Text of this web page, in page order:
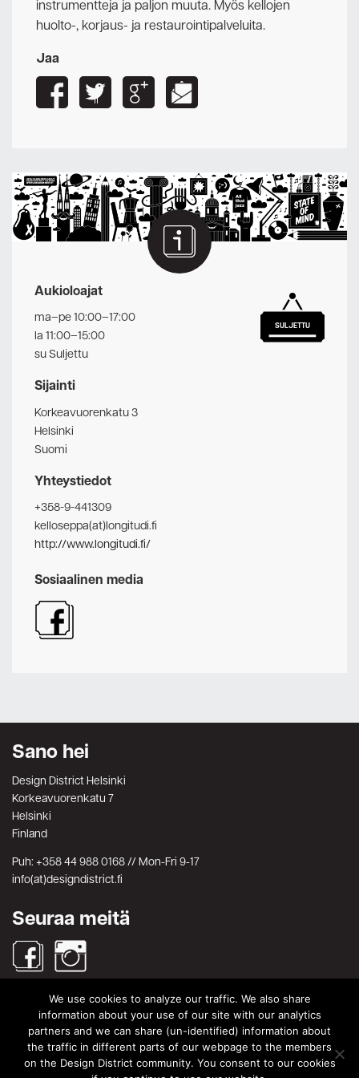
instrumentteja ja paljon muuta. Myös kellojen
huolto-, korjaus- ja restaurointipalveluita.
Jaa
Aukioloajat
ma–pe 10:00–17:00
la 11:00–15:00
su Suljettu
SULJETTU
Sijainti
Korkeavuorenkatu 3
Helsinki
Suomi
Yhteystiedot
+358-9-441309
kelloseppa(at)longitudi.fi
http://www.longitudi.fi/
Sosiaalinen media
Sano hei
Design District Helsinki
Korkeavuorenkatu 7
Helsinki
Finland
Puh: +358 44 988 0168 // Mon-Fri 9-17
info(at)designdistrict.fi
Seuraa meitä
Haku
Search
for:
Search
We use cookies to analyze our traffic. We also share
information about your use of our site with our analytics
partners and we can share (un-identified) information about
the traffic in different parts of our webpage to the members
on the Design District community. You consent to our cookies